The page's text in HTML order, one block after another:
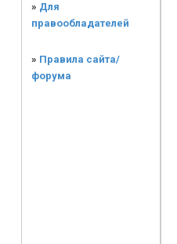
» Для
правообладателей
» Правила сайта/
форума